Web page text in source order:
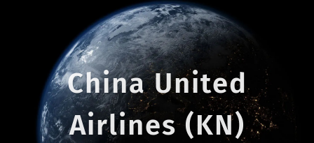
China United
Airlines (KN)